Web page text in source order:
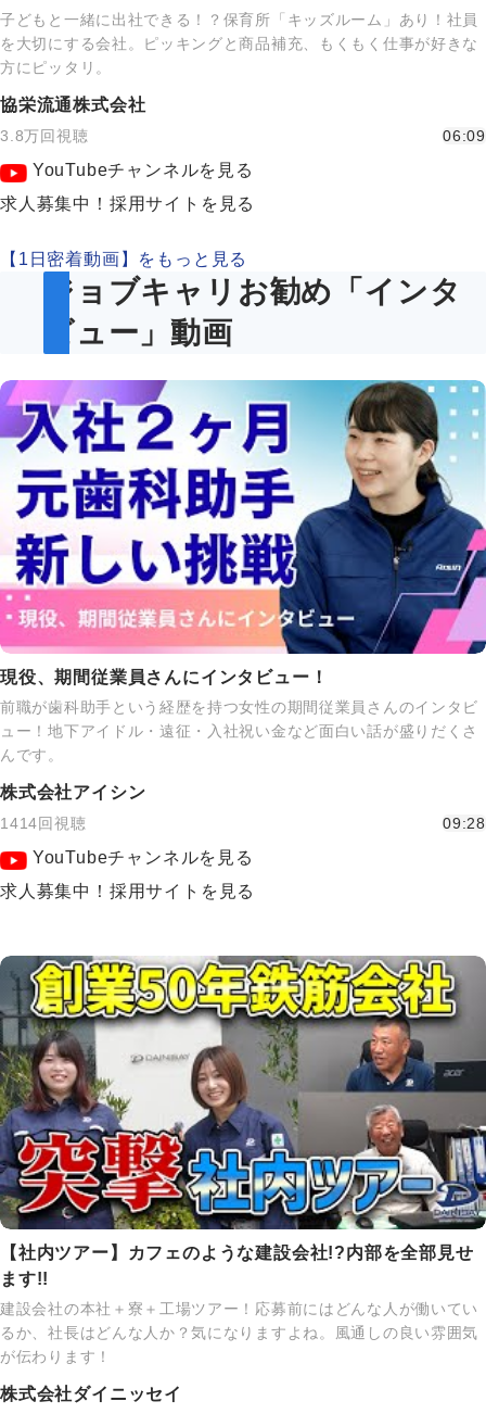
子どもと一緒に出社できる！？保育所「キッズルーム」あり！社員
を大切にする会社。ピッキングと商品補充、もくもく仕事が好きな
方にピッタリ。
協栄流通株式会社
3.8万回視聴 06:09
YouTubeチャンネルを見る
求人募集中！採用サイトを見る
【1日密着動画】をもっと見る
ジョブキャリお勧め「インタ
ビュー」動画
現役、期間従業員さんにインタビュー！
前職が歯科助手という経歴を持つ女性の期間従業員さんのインタビ
ュー！地下アイドル・遠征・入社祝い金など面白い話が盛りだくさ
んです。
株式会社アイシン
1414回視聴 09:28
YouTubeチャンネルを見る
求人募集中！採用サイトを見る
【社内ツアー】カフェのような建設会社!?内部を全部見せ
ます!!
建設会社の本社＋寮＋工場ツアー！応募前にはどんな人が働いてい
るか、社長はどんな人か？気になりますよね。風通しの良い雰囲気
が伝わります！
株式会社ダイニッセイ